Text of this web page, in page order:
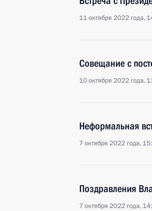
11 октября 2022 года,
Cовещание с
10 октября 2022 года,
Неформальная
7 октября 2022 года,
Поздравления
7 октября 2022 года,